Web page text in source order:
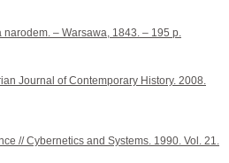
– Warsawa, 1843. – 195 p.
Journal of Contemporary History. 2008.
// Cybernetics and Systems. 1990. Vol. 21.